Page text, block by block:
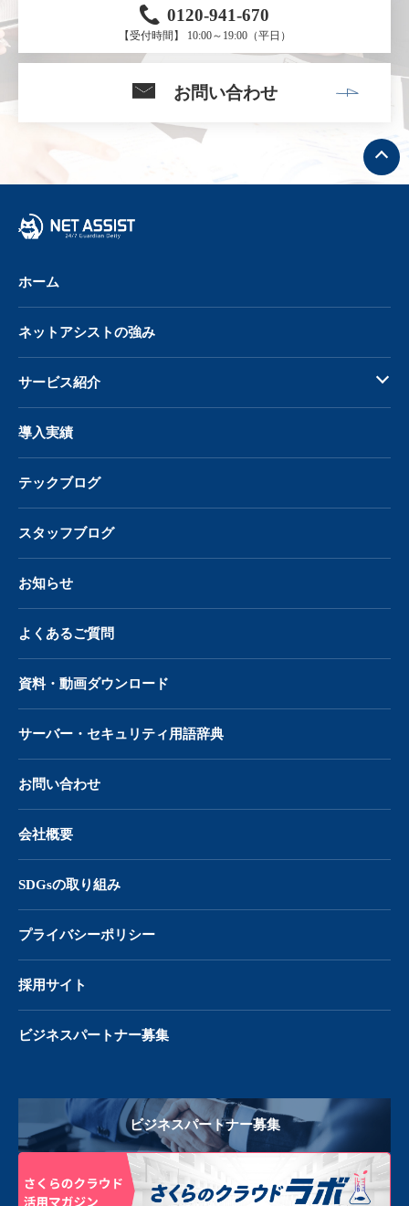
0120-941-670
【受付時間】 10:00～19:00（平日）
お問い合わせ
ト
ッ
プ
へ
ホーム
ネットアシストの強み
サービス紹介
導入実績
テックブログ
スタッフブログ
お知らせ
よくあるご質問
資料・動画ダウンロード
サーバー・ セキュリティ用語辞典
お問い合わせ
会社概要
SDGsの取り組み
プライバシーポリシー
採用サイト
ビジネスパートナー募集
ビジネスパートナー募集